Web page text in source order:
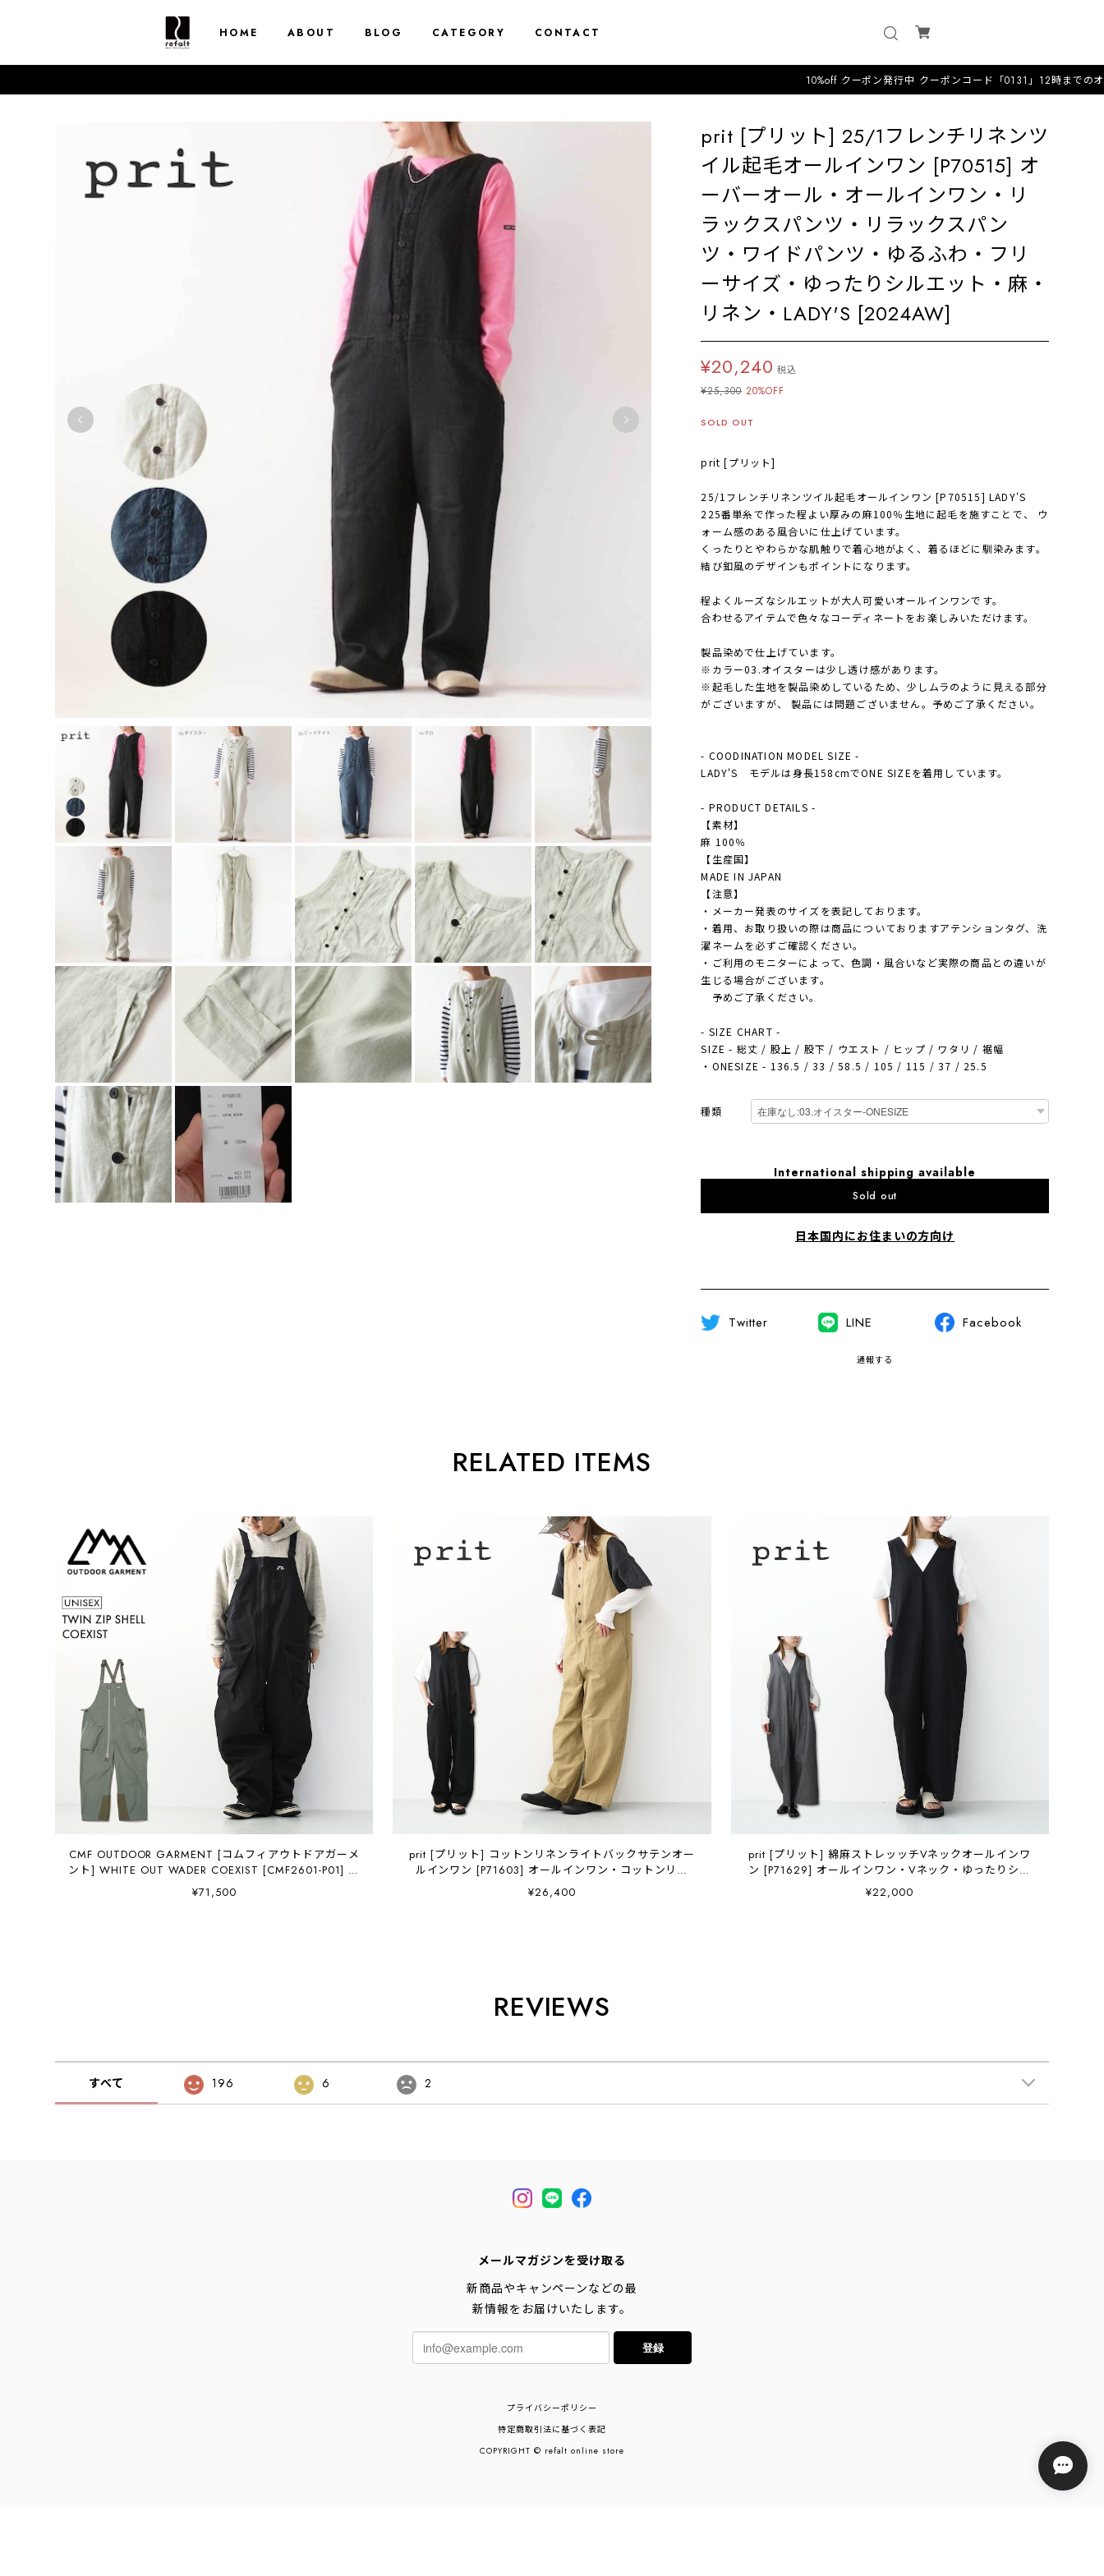
HOME ABOUT BLOG CATEGORY CONTACT
10%off クーポン発行中 クーポンコード「0131」12時までのオーダーは
prit [プリット] 25/1フレンチリネンツ
イル起毛オールインワン [P70515] オ
ーバーオール・オールインワン・リ
ラックスパンツ・リラックスパン
ツ・ワイドパンツ・ゆるふわ・フリ
ーサイズ・ゆったりシルエット・麻・
リネン・LADY'S [2024AW]
¥20,240 税込
¥25,300 20%OFF
SOLD OUT
prit [プリット]
25/1フレンチリネンツイル起毛オールインワン [P70515] LADY'S
225番単糸で作った程よい厚みの麻100％生地に起毛を施すことで、 ウ
ォーム感のある風合いに仕上げています。
くったりとやわらかな肌触りで着心地がよく、着るほどに馴染みます。
結び釦風のデザインもポイントになります。
程よくルーズなシルエットが大人可愛いオールインワンです。
合わせるアイテムで色々なコーディネートをお楽しみいただけます。
製品染めで仕上げています。
※カラー03.オイスターは少し透け感があります。
※起毛した生地を製品染めしているため、少しムラのように見える部分
がございますが、 製品には問題ございません。予めご了承ください。
- COODINATION MODEL SIZE -
LADY'S モデルは身長158cmでONE SIZEを着用しています。
- PRODUCT DETAILS -
【素材】
麻 100％
【生産国】
MADE IN JAPAN
【注意】
・メーカー発表のサイズを表記しております。
・着用、お取り扱いの際は商品についておりますアテンションタグ、洗
濯ネームを必ずご確認ください。
・ご利用のモニターによって、色調・風合いなど実際の商品との違いが
生じる場合がございます。
予めご了承ください。
- SIZE CHART -
SIZE - 総丈 / 股上 / 股下 / ウエスト / ヒップ / ワタリ / 裾幅
・ONESIZE - 136.5 / 33 / 58.5 / 105 / 115 / 37 / 25.5
種類
International shipping available
Sold out
日本国内にお住まいの方向け
Twitter LINE Facebook
通報する
RELATED ITEMS
CMF OUTDOOR GARMENT [コムフィアウトドアガーメ
ント] WHITE OUT WADER COEXIST [CMF2601-P01] ホ
ワイトアウトウエイダーコイグジスト・ビブ・スノーウ
ェア・スノーボード・つなぎ・耐水・透湿・MEN'S /
¥71,500
prit [プリット] コットンリネンライトバックサテンオー
ルインワン [P71603] オールインワン・コットンリネ
ン・ゆったりシルエット・LADY'S [2026SS]
¥26,400
prit [プリット] 綿麻ストレッッチVネックオールインワ
ン [P71629] オールインワン・Vネック・ゆったりシル
エット・LADY'S [2026SS]
¥22,000
REVIEWS
すべて 196 6 2
メールマガジンを受け取る
新商品やキャンペーンなどの最
新情報をお届けいたします。
登録
プライバシーポリシー
特定商取引法に基づく表記
COPYRIGHT © refalt online store